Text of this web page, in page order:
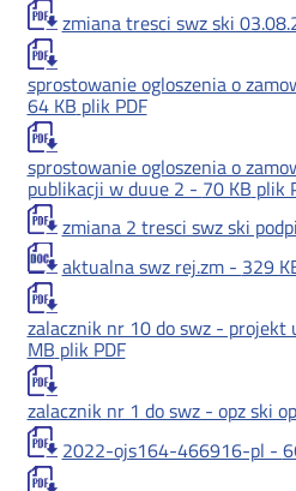
zmiana tresci swz ski
sprostowanie ogloszenia o
64 KB plik PDF
sprostowanie ogloszenia o
publikacji w duue 2 - 70 KB plik
zmiana 2 tresci swz ski
aktualna swz rej.zm - 329
zalacznik nr 10 do swz - projekt
MB plik PDF
zalacznik nr 1 do swz - opz ski
2022-ojs164-466916-pl -